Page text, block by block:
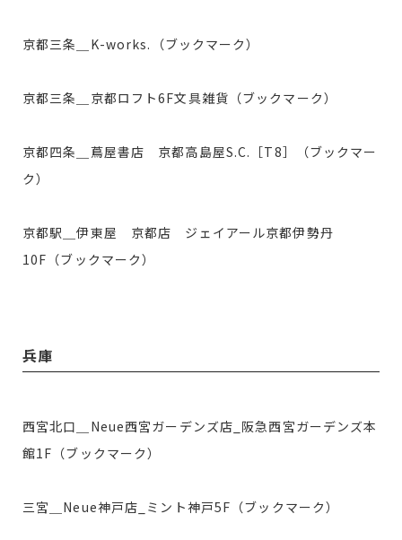
京都三条＿K-works.（ブックマーク）
京都三条＿京都ロフト6F文具雑貨（ブックマーク）
京都四条＿蔦屋書店 京都高島屋S.C.［T8］（ブックマー
ク）
京都駅＿伊東屋 京都店 ジェイアール京都伊勢丹
10F（ブックマーク）
兵庫
西宮北口＿Neue西宮ガーデンズ店_阪急西宮ガーデンズ本
館1F（ブックマーク）
三宮＿Neue神戸店_ミント神戸5F（ブックマーク）